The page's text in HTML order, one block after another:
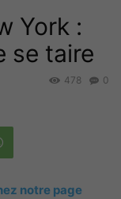
York :
se taire
0
478
notre page